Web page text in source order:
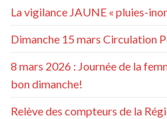
La vigilance JAUNE « pluies-
Dimanche 15 mars Circulation
8 mars 2026 : Journée de la
bon dimanche!
Relève des compteurs de la